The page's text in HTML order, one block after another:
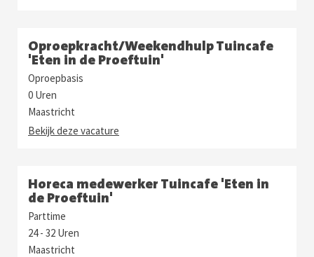
Oproepkracht/Weekendhulp Tuincafe
'Eten in de Proeftuin'
Oproepbasis
0 Uren
Maastricht
Bekijk deze vacature
Horeca medewerker Tuincafe 'Eten in
de Proeftuin'
Parttime
24 - 32 Uren
Maastricht